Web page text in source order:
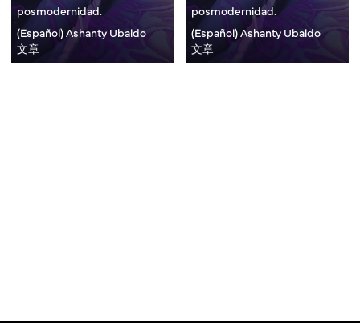
posmodernidad.
(Español) Ashanty Ubaldo
文章
posmodernidad.
(Español) Ashanty Ubaldo
文章